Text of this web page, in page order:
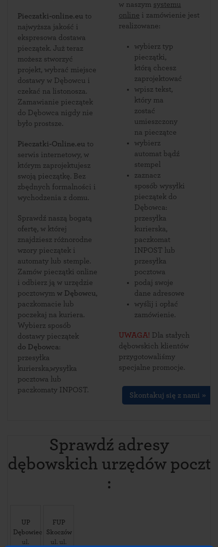
Pieczatki-online.eu to
najwyższa jakość i
ekspresowa dostawa
pieczątek. Już teraz
możesz stworzyć
projekt, wybrać miejsce
dostawy w Dębowcu i
czekać na listonosza.
Zamawianie pieczątek
do Dębowca nigdy nie
było prostsze.
Pieczatki-Online.eu
serwis internetowy, w
którym zaprojektujesz
swoją pieczątkę. Bez
zbędnych formalności i
wychodzenia z domu.
Sprawdź naszą bogatą
ofertę, w której
znajdziesz różnorodne
wzory pieczątek i
automaty lub stemple.
Zamów pieczątki online
i odbierz ją w urzędzie
pocztowym w Dębowcu,
paczkomacie lub
poczekaj na kuriera.
Wybierz sposób
dostawy pieczątek
do Dębowca:
przesyłka
kurierska,wysyłka
pocztowa lub
paczkomaty INPOST.
w naszym systemu
online i zamówienie jest
realizowane:
wybierz typ
pieczątki,
którą chcesz
zaprojektować
wpisz tekst,
który ma
zostać
umieszczony
na pieczątce
wybierz
automat bądź
stempel
zaznacz
sposób wysyłki
pieczątek do
Dębowca:
przesyłka
kurierska,
paczkomat
INPOST lub
przesyłka
pocztowa
podaj swoje
dane adresowe
wyślij i opłać
zamówienie.
UWAGA! Dla stałych
dębowskich klientów
przygotowaliśmy
specjalne promocje.
Skontakuj się z nami »
Sprawdź adresy
dębowskich urzędów
:
UP
Dębowiec
ul.
FUP
Skoczów
ul. ul.